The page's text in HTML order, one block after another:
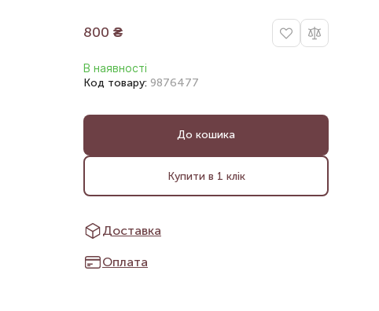
800 ₴
В наявності
Код товару: 9876477
До кошика
Купити в 1 клік
Доставка
Оплата